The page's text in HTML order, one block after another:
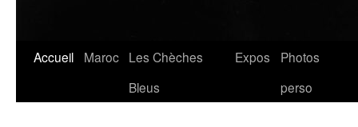
Accueil Maroc Les Chèches
Bleus
Expos
Photos
perso